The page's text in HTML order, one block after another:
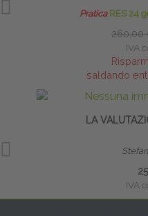
PraticaRES 24
260,00
IVA
saldando
LA
IVA